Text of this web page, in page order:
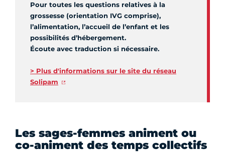
Pour toutes les questions relatives à la
grossesse (orientation IVG comprise),
l’alimentation, l’accueil de l’enfant et les
possibilités d’hébergement.
Écoute avec traduction si nécessaire.
> Plus d'informations sur le site du réseau
Solipam
Les sages-femmes animent ou
co-animent des temps collectifs